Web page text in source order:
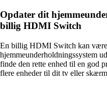
Opdater dit
billig HDMI Switch
En billig HDMI Switch kan være
hjemmeunderholdningssystem
finde den rette enhed til en god
flere enheder til dit tv eller